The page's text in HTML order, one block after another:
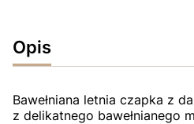
Opis
Bawełniana letnia czapka z
z delikatnego bawełnianego